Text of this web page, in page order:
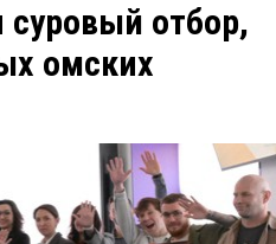
отбор,
омских